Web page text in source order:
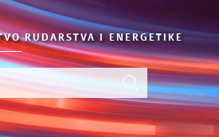
RUDARSTVA I ENERGETIKE